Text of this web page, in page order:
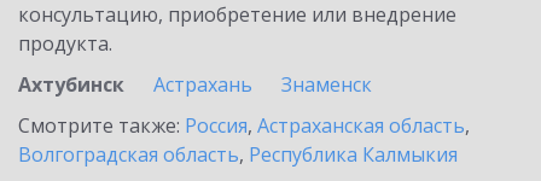
консультацию, приобретение или внедрение
продукта.
Ахтубинск
Астрахань
Знаменск
Смотрите также: Россия, Астраханская область,
Волгоградская область, Республика Калмыкия